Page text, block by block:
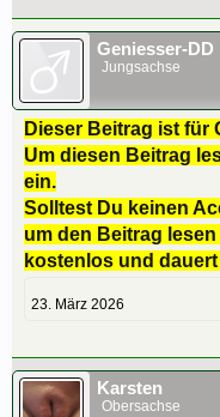
Geniesser-DD
Jungsachse
Dieser Beitrag ist für
Um diesen Beitrag
ein.
Solltest Du keinen
um den Beitrag
kostenlos und
23. März 2026
Karsten
Obersachse